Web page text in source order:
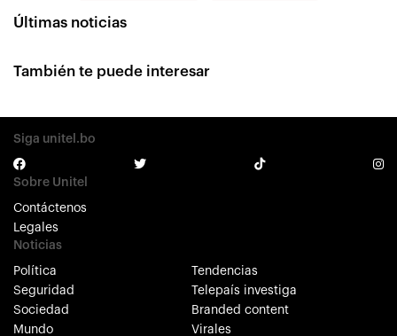
Últimas noticias
También te puede interesar
Siga unitel.bo
Sobre Unitel
Contáctenos
Legales
Noticias
Política
Seguridad
Sociedad
Mundo
Tendencias
Telepaís investiga
Branded content
Virales